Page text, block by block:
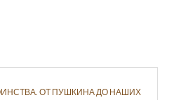
ОТ ПУШКИНА ДО НАШИХ